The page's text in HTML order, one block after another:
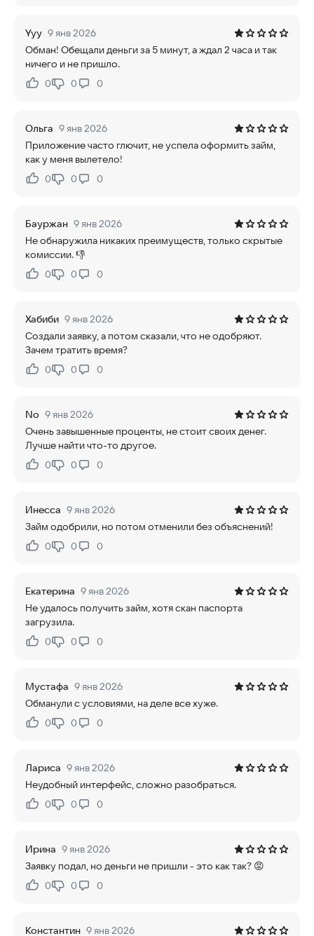
Yyy 9 янв 2026
Обман! Обещали деньги за 5 минут, а ждал 2 часа и так
ничего и не пришло.
Нравится:
0Не нравится:
0 0
Ольга 9 янв 2026
Приложение часто глючит, не успела оформить займ,
как у меня вылетело!
Нравится:
0Не нравится:
0 0
Бауржан 9 янв 2026
Не обнаружила никаких преимуществ, только скрытые
комиссии. 👎
Нравится:
0Не нравится:
0 0
Хабиби 9 янв 2026
Создали заявку, а потом сказали, что не одобряют.
Зачем тратить время?
Нравится:
0Не нравится:
0 0
No 9 янв 2026
Очень завышенные проценты, не стоит своих денег.
Лучше найти что-то другое.
Нравится:
0Не нравится:
0 0
Инесса 9 янв 2026
Займ одобрили, но потом отменили без объяснений!
Нравится:
0Не нравится:
0 0
Екатерина 9 янв 2026
Не удалось получить займ, хотя скан паспорта
загрузила.
Нравится:
0Не нравится:
0 0
Мустафа 9 янв 2026
Обманули с условиями, на деле все хуже.
Нравится:
0Не нравится:
0 0
Лариса 9 янв 2026
Неудобный интерфейс, сложно разобраться.
Нравится:
0Не нравится:
0 0
Ирина 9 янв 2026
Заявку подал, но деньги не пришли - это как так? 😡
Нравится:
0Не нравится:
0 0
Константин 9 янв 2026